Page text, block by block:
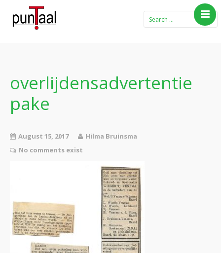
Boeken
Verhalen
Contact
overlijdensadvertentie
pake
August 15, 2017
Hilma Bruinsma
No comments exist